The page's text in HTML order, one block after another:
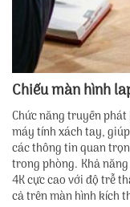
Chiếu màn hình
Chức năng truyền
máy tính xách tay,
các thông tin quan
trong phòng. Khả
4K cực cao với độ trễ
cả trên màn hình kích